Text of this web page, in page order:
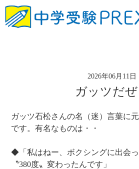
2026年06月11日
ガッツだぜ
ガッツ石松さんの名（迷）言葉に
です。有名なものは・・
◆「私はねー、ボクシングに出会
〝380度〟変わったんです」